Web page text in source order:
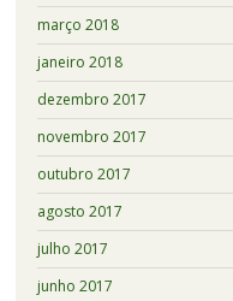
março 2018
janeiro 2018
dezembro 2017
novembro 2017
outubro 2017
agosto 2017
julho 2017
junho 2017